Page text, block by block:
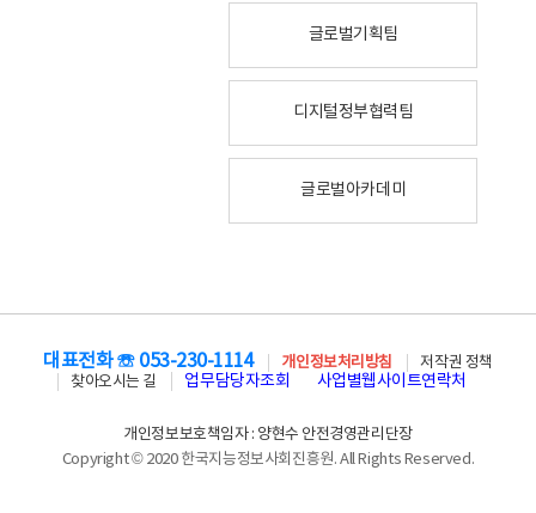
글로벌기획팀
디지털정부협력팀
글로벌아카데미
대표전화 ☏ 053-230-1114 개인정보처리방침
저작권 정책
찾아오시는 길
업무담당자조회 사업별웹사이트연락처
개인정보보호책임자 : 양현수 안전경영관리단장
Copyright © 2020 한국지능정보사회진흥원. All Rights Reserved.